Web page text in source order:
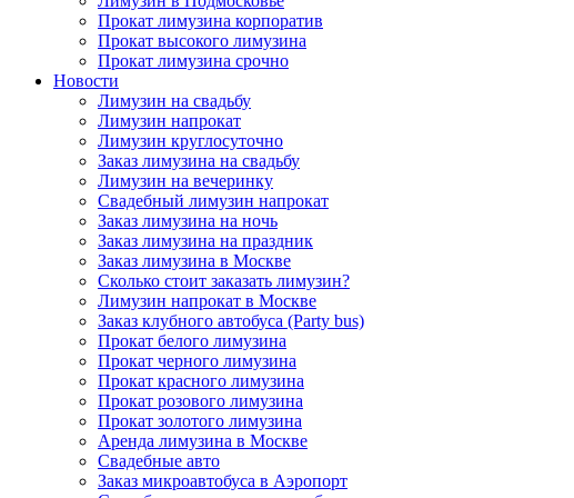
Прокат лимузина корпоратив
Прокат высокого лимузина
Прокат лимузина срочно
Новости
Лимузин на свадьбу
Лимузин напрокат
Лимузин круглосуточно
Заказ лимузина на свадьбу
Лимузин на вечеринку
Свадебный лимузин напрокат
Заказ лимузина на ночь
Заказ лимузина на праздник
Заказ лимузина в Москве
Сколько стоит заказать лимузин?
Лимузин напрокат в Москве
Заказ клубного автобуса (Party bus)
Прокат белого лимузина
Прокат черного лимузина
Прокат красного лимузина
Прокат розового лимузина
Прокат золотого лимузина
Аренда лимузина в Москве
Свадебные авто
Заказ микроавтобуса в Аэропорт